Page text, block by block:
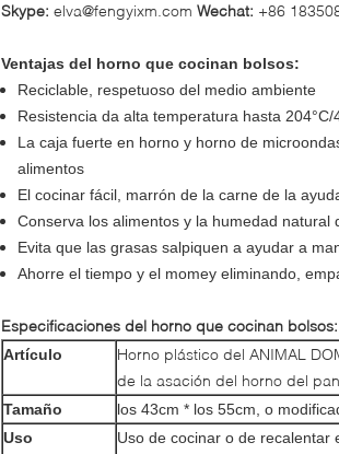
Skype: elva@fengyixm.com Wechat: +86
Ventajas del horno que cocinan bolsos:
Reciclable, respetuoso del medio ambiente
Resistencia da alta temperatura hasta 204°C/
La caja fuerte en horno y horno de
alimentos
El cocinar fácil, marrón de la carne de la
Conserva los alimentos y la humedad natural
Evita que las grasas salpiquen a ayudar a
Ahorre el tiempo y el momey eliminando,
Especificaciones del horno que cocinan bolsos:
Artículo
Horno plástico del ANIMAL
de la asación del horno del
Tamaño
los 43cm * los 55cm, o
Uso
Uso de cocinar o de recalentar